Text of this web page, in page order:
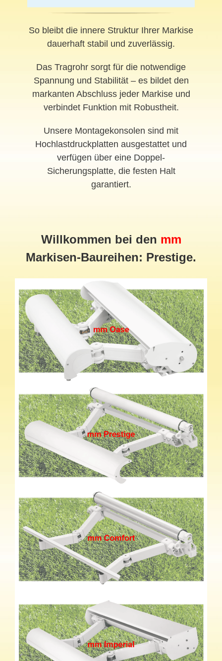
So bleibt die innere Struktur Ihrer Markise
dauerhaft stabil und zuverlässig.
Das Tragrohr sorgt für die notwendige
Spannung und Stabilität – es bildet den
markanten Abschluss jeder Markise und
verbindet Funktion mit Robustheit.
Unsere Montagekonsolen sind mit
Hochlastdruckplatten ausgestattet und
verfügen über eine Doppel-
Sicherungsplatte, die festen Halt
garantiert.
Willkommen bei den mm
Markisen-Baureihen: Prestige.